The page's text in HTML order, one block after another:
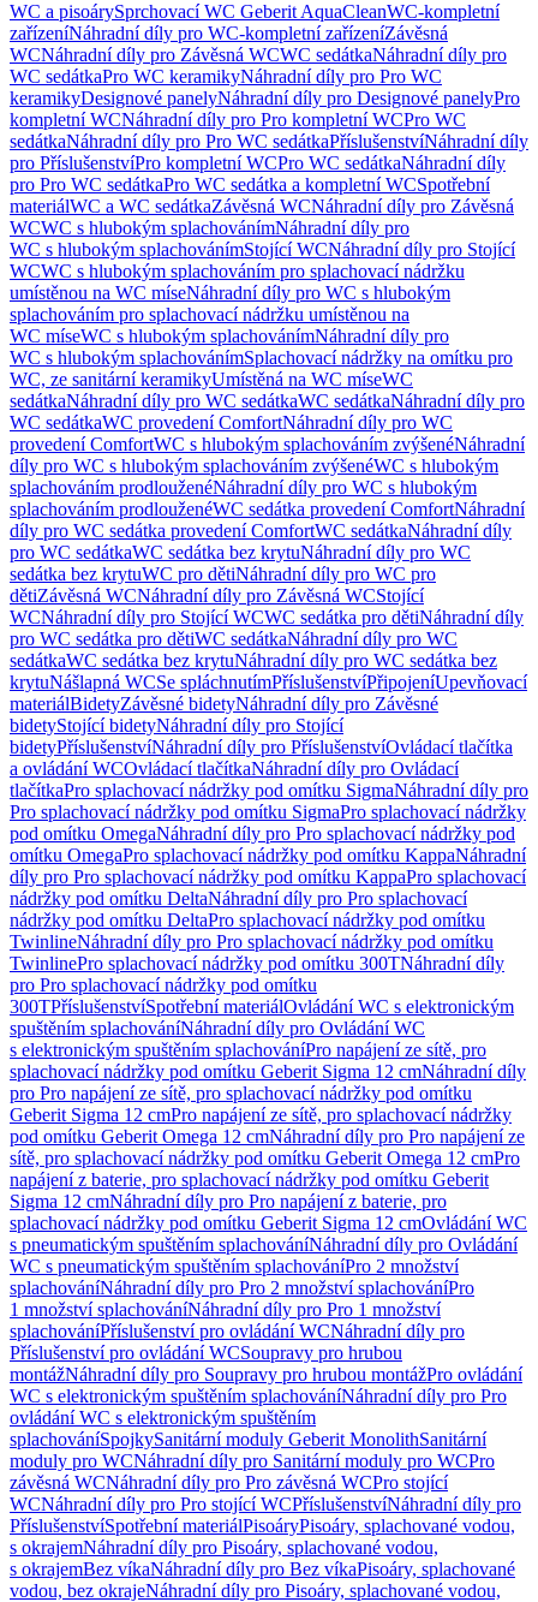
WC a pisoárySprchovací WC Geberit AquaCleanWC-kompletní
zařízeníNáhradní díly pro WC-kompletní zařízeníZávěsná
WCNáhradní díly pro Závěsná WCWC sedátkaNáhradní díly pro
WC sedátkaPro WC keramikyNáhradní díly pro Pro WC
keramikyDesignové panelyNáhradní díly pro Designové panelyPro
kompletní WCNáhradní díly pro Pro kompletní WCPro WC
sedátkaNáhradní díly pro Pro WC sedátkaPříslušenstvíNáhradní díly
pro PříslušenstvíPro kompletní WCPro WC sedátkaNáhradní díly
pro Pro WC sedátkaPro WC sedátka a kompletní WCSpotřební
materiálWC a WC sedátkaZávěsná WCNáhradní díly pro Závěsná
WCWC s hlubokým splachovánímNáhradní díly pro
WC s hlubokým splachovánímStojící WCNáhradní díly pro Stojící
WCWC s hlubokým splachováním pro splachovací nádržku
umístěnou na WC míseNáhradní díly pro WC s hlubokým
splachováním pro splachovací nádržku umístěnou na
WC míseWC s hlubokým splachovánímNáhradní díly pro
WC s hlubokým splachovánímSplachovací nádržky na omítku pro
WC, ze sanitární keramikyUmístěná na WC míseWC
sedátkaNáhradní díly pro WC sedátkaWC sedátkaNáhradní díly pro
WC sedátkaWC provedení ComfortNáhradní díly pro WC
provedení ComfortWC s hlubokým splachováním zvýšenéNáhradní
díly pro WC s hlubokým splachováním zvýšenéWC s hlubokým
splachováním prodlouženéNáhradní díly pro WC s hlubokým
splachováním prodlouženéWC sedátka provedení ComfortNáhradní
díly pro WC sedátka provedení ComfortWC sedátkaNáhradní díly
pro WC sedátkaWC sedátka bez krytuNáhradní díly pro WC
sedátka bez krytuWC pro dětiNáhradní díly pro WC pro
dětiZávěsná WCNáhradní díly pro Závěsná WCStojící
WCNáhradní díly pro Stojící WCWC sedátka pro dětiNáhradní díly
pro WC sedátka pro dětiWC sedátkaNáhradní díly pro WC
sedátkaWC sedátka bez krytuNáhradní díly pro WC sedátka bez
krytuNášlapná WCSe spláchnutímPříslušenstvíPřipojeníUpevňovací
materiálBidetyZávěsné bidetyNáhradní díly pro Závěsné
bidetyStojící bidetyNáhradní díly pro Stojící
bidetyPříslušenstvíNáhradní díly pro PříslušenstvíOvládací tlačítka
a ovládání WCOvládací tlačítkaNáhradní díly pro Ovládací
tlačítkaPro splachovací nádržky pod omítku SigmaNáhradní díly pro
Pro splachovací nádržky pod omítku SigmaPro splachovací nádržky
pod omítku OmegaNáhradní díly pro Pro splachovací nádržky pod
omítku OmegaPro splachovací nádržky pod omítku KappaNáhradní
díly pro Pro splachovací nádržky pod omítku KappaPro splachovací
nádržky pod omítku DeltaNáhradní díly pro Pro splachovací
nádržky pod omítku DeltaPro splachovací nádržky pod omítku
TwinlineNáhradní díly pro Pro splachovací nádržky pod omítku
TwinlinePro splachovací nádržky pod omítku 300TNáhradní díly
pro Pro splachovací nádržky pod omítku
300TPříslušenstvíSpotřební materiálOvládání WC s elektronickým
spuštěním splachováníNáhradní díly pro Ovládání WC
s elektronickým spuštěním splachováníPro napájení ze sítě, pro
splachovací nádržky pod omítku Geberit Sigma 12 cmNáhradní díly
pro Pro napájení ze sítě, pro splachovací nádržky pod omítku
Geberit Sigma 12 cmPro napájení ze sítě, pro splachovací nádržky
pod omítku Geberit Omega 12 cmNáhradní díly pro Pro napájení ze
sítě, pro splachovací nádržky pod omítku Geberit Omega 12 cmPro
napájení z baterie, pro splachovací nádržky pod omítku Geberit
Sigma 12 cmNáhradní díly pro Pro napájení z baterie, pro
splachovací nádržky pod omítku Geberit Sigma 12 cmOvládání WC
s pneumatickým spuštěním splachováníNáhradní díly pro Ovládání
WC s pneumatickým spuštěním splachováníPro 2 množství
splachováníNáhradní díly pro Pro 2 množství splachováníPro
1 množství splachováníNáhradní díly pro Pro 1 množství
splachováníPříslušenství pro ovládání WCNáhradní díly pro
Příslušenství pro ovládání WCSoupravy pro hrubou
montážNáhradní díly pro Soupravy pro hrubou montážPro ovládání
WC s elektronickým spuštěním splachováníNáhradní díly pro Pro
ovládání WC s elektronickým spuštěním
splachováníSpojkySanitární moduly Geberit MonolithSanitární
moduly pro WCNáhradní díly pro Sanitární moduly pro WCPro
závěsná WCNáhradní díly pro Pro závěsná WCPro stojící
WCNáhradní díly pro Pro stojící WCPříslušenstvíNáhradní díly pro
PříslušenstvíSpotřební materiálPisoáryPisoáry, splachované vodou,
s okrajemNáhradní díly pro Pisoáry, splachované vodou,
s okrajemBez víkaNáhradní díly pro Bez víkaPisoáry, splachované
vodou, bez okrajeNáhradní díly pro Pisoáry, splachované vodou,